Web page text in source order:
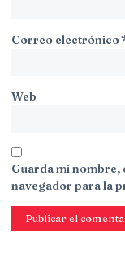
Correo electrónico
Web
Guarda mi nombre,
navegador para la